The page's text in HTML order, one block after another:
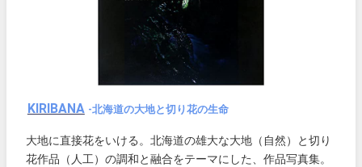
KIRIBANA -北海道の大地と切り花の生命
大地に直接花をいける。北海道の雄大な大地（自然）と切り
花作品（人工）の調和と融合をテーマにした、作品写真集。